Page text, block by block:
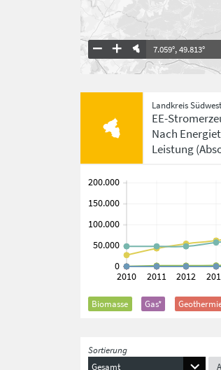
7.059°,49.813°
Landkreis
EE-
Nach
Leistung
Biomasse Gas*
Sortierung
Gesamt